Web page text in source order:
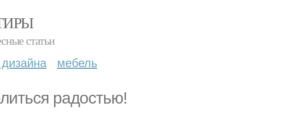
статьи
мебель
радостью!